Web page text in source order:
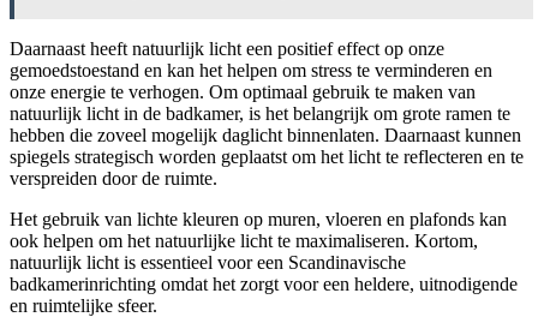
Daarnaast heeft natuurlijk licht een positief effect op onze
gemoedstoestand en kan het helpen om stress te verminderen en
onze energie te verhogen. Om optimaal gebruik te maken van
natuurlijk licht in de badkamer, is het belangrijk om grote ramen te
hebben die zoveel mogelijk daglicht binnenlaten. Daarnaast kunnen
spiegels strategisch worden geplaatst om het licht te reflecteren en te
verspreiden door de ruimte.
Het gebruik van lichte kleuren op muren, vloeren en plafonds kan
ook helpen om het natuurlijke licht te maximaliseren. Kortom,
natuurlijk licht is essentieel voor een Scandinavische
badkamerinrichting omdat het zorgt voor een heldere, uitnodigende
en ruimtelijke sfeer.